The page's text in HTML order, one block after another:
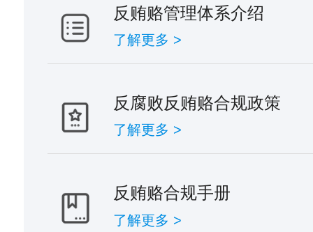
反贿赂管理体系介绍
了解更多 >
反腐败反贿赂合规政策
了解更多 >
反贿赂合规手册
了解更多 >